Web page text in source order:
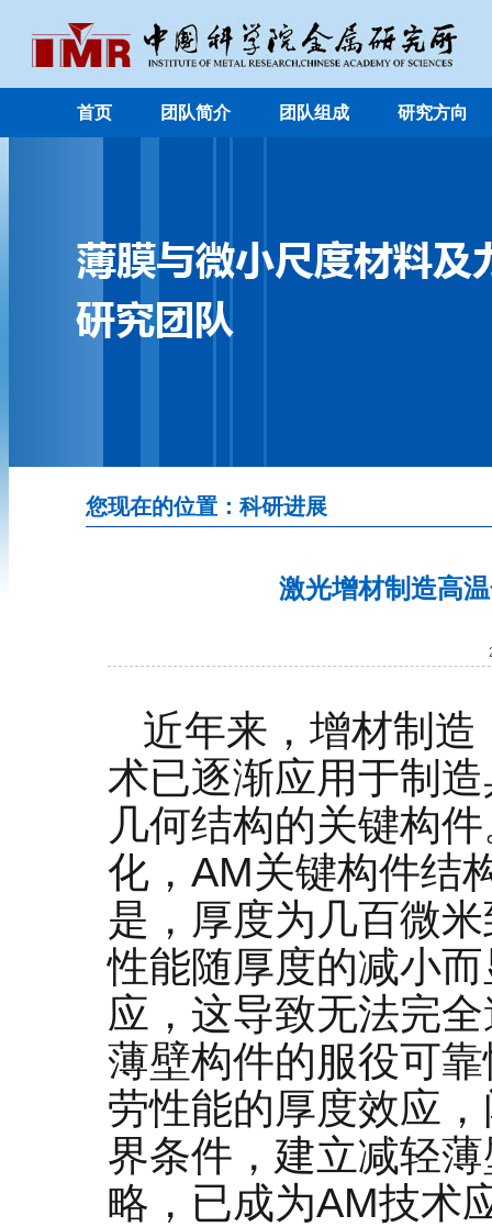
首页 团队简介 团队组成 研究方向
您现在的位置：科研进展
激光增材制造高
近年来，增材制
术已逐渐应用于制
几何结构的关键构
化，AM关键构件结
是，厚度为几百微
性能随厚度的减小
应，这导致无法完
薄壁构件的服役可
劳性能的厚度效应
界条件，建立减轻
略，已成为AM技术